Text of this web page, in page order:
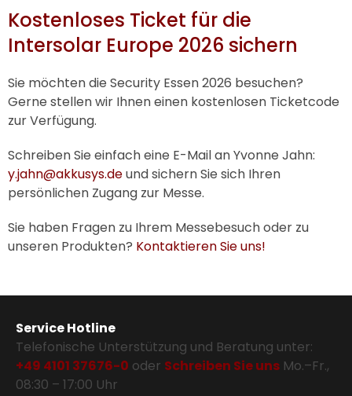
Kostenloses Ticket für die
Intersolar Europe 2026 sichern
Sie möchten die Security Essen 2026 besuchen?
Gerne stellen wir Ihnen einen kostenlosen Ticketcode
zur Verfügung.
Schreiben Sie einfach eine E-Mail an Yvonne Jahn:
y.jahn@akkusys.deund sichern Sie sich Ihren
persönlichen Zugang zur Messe.
Sie haben Fragen zu Ihrem Messebesuch oder zu
unseren Produkten? Kontaktieren Sie uns!
Service Hotline
Telefonische Unterstützung und Beratung unter:
+49 4101 37676-0 oder Schreiben Sie uns Mo.–Fr.,
08:30 – 17:00 Uhr